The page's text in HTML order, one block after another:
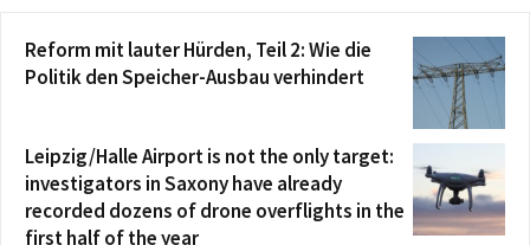
Reform mit lauter Hürden, Teil 2: Wie die
Politik den Speicher-Ausbau verhindert
Leipzig/Halle Airport is not the only target:
investigators in Saxony have already
recorded dozens of drone overflights in the
first half of the year